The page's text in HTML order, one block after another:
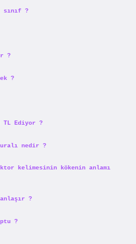
sınıf ?
?
?
TL Ediyor ?
nedir ?
kelimesinin kökenin anlamı
?
?